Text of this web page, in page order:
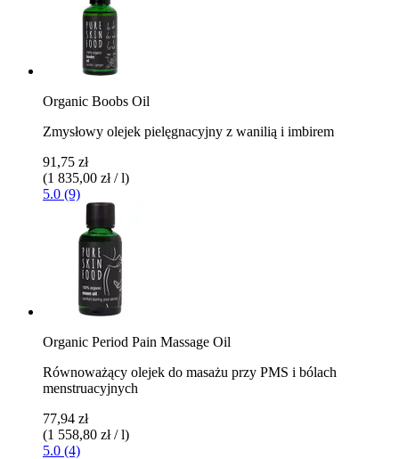
Organic Boobs Oil
Zmysłowy olejek pielęgnacyjny z wanilią i imbirem
91,75 zł
(1 835,00 zł / l)
5.0 (9)
Organic Period Pain Massage Oil
Równoważący olejek do masażu przy PMS i bólach
menstruacyjnych
77,94 zł
(1 558,80 zł / l)
5.0 (4)